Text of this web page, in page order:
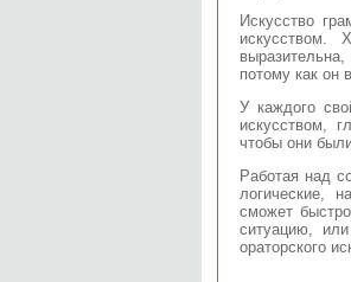
Искусство
искусством.
потому как он
У каждого
искусством,
чтобы они
Работая над
логические,
сможет
ситуацию,
ораторского